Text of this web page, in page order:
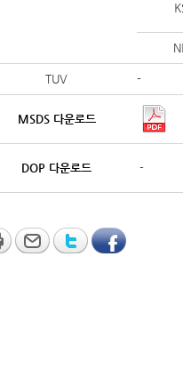
TUV -
MSDS 다운로드
DOP 다운로드 -